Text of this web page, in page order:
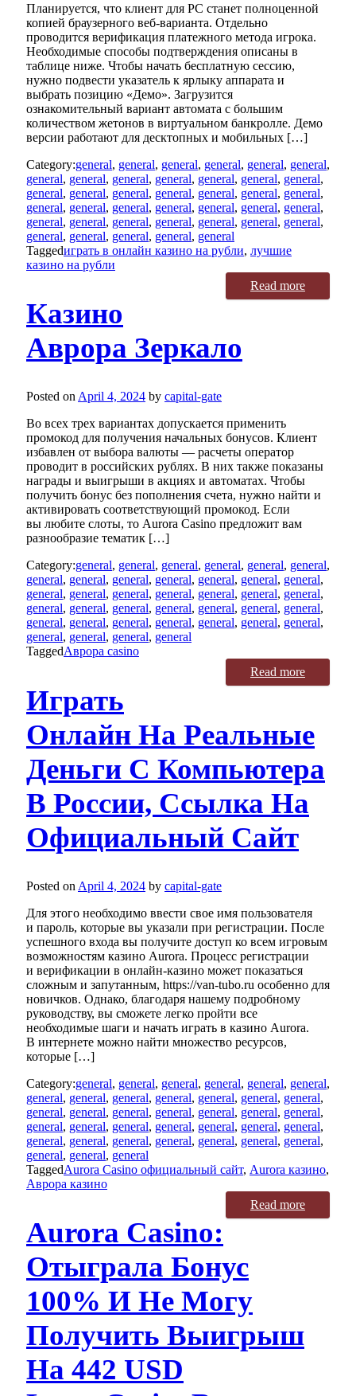
Планируется, что клиент для PC станет полноценной
копией браузерного веб-варианта. Отдельно
проводится верификация платежного метода игрока.
Необходимые способы подтверждения описаны в
таблице ниже. Чтобы начать бесплатную сессию,
нужно подвести указатель к ярлыку аппарата и
выбрать позицию «Демо». Загрузится
ознакомительный вариант автомата с большим
количеством жетонов в виртуальном банкролле. Демо
версии работают для десктопных и мобильных […]
Category:general, general, general, general, general, general,
general, general, general, general, general, general, general,
general, general, general, general, general, general, general,
general, general, general, general, general, general, general,
general, general, general, general, general, general, general,
general, general, general, general, general
Taggedиграть в онлайн казино на рубли, лучшие
казино на рубли
Read more
Казино
Аврора Зеркало
Posted on April 4, 2024 by capital-gate
Во всех трех вариантах допускается применить
промокод для получения начальных бонусов. Клиент
избавлен от выбора валюты — расчеты оператор
проводит в российских рублях. В них также показаны
награды и выигрыши в акциях и автоматах. Чтобы
получить бонус без пополнения счета, нужно найти и
активировать соответствующий промокод. Если
вы любите слоты, то Aurora Casino предложит вам
разнообразие тематик […]
Category:general, general, general, general, general, general,
general, general, general, general, general, general, general,
general, general, general, general, general, general, general,
general, general, general, general, general, general, general,
general, general, general, general, general, general, general,
general, general, general, general
TaggedАврора casino
Read more
Играть
Онлайн На Реальные
Деньги С Компьютера
В России, Ссылка На
Официальный Сайт
Posted on April 4, 2024 by capital-gate
Для этого необходимо ввести свое имя пользователя
и пароль, которые вы указали при регистрации. После
успешного входа вы получите доступ ко всем игровым
возможностям казино Aurora. Процесс регистрации
и верификации в онлайн-казино может показаться
сложным и запутанным, https://van-tubo.ru особенно для
новичков. Однако, благодаря нашему подробному
руководству, вы сможете легко пройти все
необходимые шаги и начать играть в казино Aurora.
В интернете можно найти множество ресурсов,
которые […]
Category:general, general, general, general, general, general,
general, general, general, general, general, general, general,
general, general, general, general, general, general, general,
general, general, general, general, general, general, general,
general, general, general, general, general, general, general,
general, general, general
TaggedAurora Casino официальный сайт, Aurora казино,
Аврора казино
Read more
Aurora Casino:
Отыграла Бонус
100% И Не Могу
Получить Выигрыш
На 442 USD